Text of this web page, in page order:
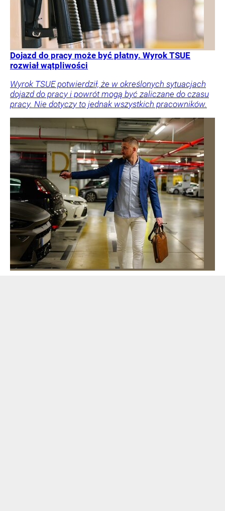
Dojazd do pracy może być płatny. Wyrok TSUE
rozwiał wątpliwości
Wyrok TSUE potwierdził, że w określonych sytuacjach
dojazd do pracy i powrót mogą być zaliczane do czasu
pracy. Nie dotyczy to jednak wszystkich pracowników.